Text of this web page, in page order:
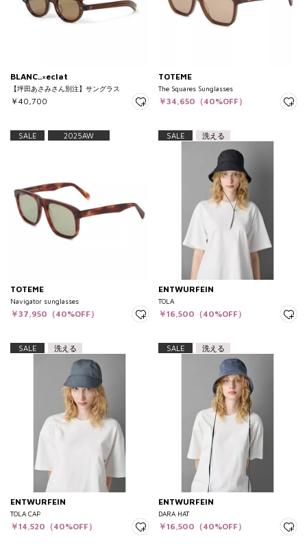
BLANC..×eclat
【坪田あさみさん別注】サングラス
￥40,700
TOTEME
The Squares Sunglasses
￥34,650（40%OFF）
SALE 2025AW
TOTEME
Navigator sunglasses
￥37,950（40%OFF）
SALE 洗える
ENTWURFEIN
TOLA
￥16,500（40%OFF）
SALE 洗える
ENTWURFEIN
TOLA CAP
￥14,520（40%OFF）
SALE 洗える
ENTWURFEIN
DARA HAT
￥16,500（40%OFF）